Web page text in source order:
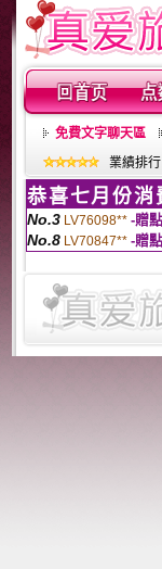
免費文字聊天區
業績排行
恭喜七月份消
No.3 LV76098** -贈點
No.8 LV70847** -贈點